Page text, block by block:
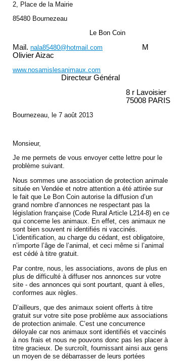
2, Place de la Mairie
85480 Bournezeau
Le Bon Coin
Mail. nala85480@hotmail.com
M
Olivier Aizac
www.nosamislesanimaux.com
Directeur Général
8 r Lavoisier
75008 PARIS
Bournezeau, le 7 août 2013
Monsieur,
Je me permets de vous envoyer cette lettre pour le
problème suivant.
Nous sommes une association de protection animale
située en Vendée et notre attention a été attirée sur
le fait que Le Bon Coin autorise la diffusion d’un
grand nombre d’annonces ne respectant pas la
législation française (Code Rural Article L214-8) en ce
qui concerne les animaux. En effet, ces animaux ne
sont bien souvent ni identifiés ni vaccinés.
L’identification, au charge du cédant, est obligatoire,
n’importe l’âge de l’animal, et ceci même si l’animal
est cédé à titre gratuit.
Par contre, nous, les associations, avons de plus en
plus de difficulté à diffuser nos annonces sur votre
site - des annonces qui sont pourtant, quant à elles,
conformes aux règles.
D’ailleurs, que des animaux soient offerts à titre
gratuit sur votre site pose problème aux associations
de protection animale. C’est une concurrence
déloyale car nos animaux sont identifiés et vaccinés
à nos frais et nous ne pouvons donc pas les placer à
titre gracieux. De surcroît, fournissant ainsi aux gens
un moyen de se débarrasser de leurs portées